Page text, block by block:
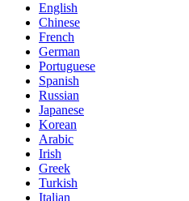
English
Chinese
French
German
Portuguese
Spanish
Russian
Japanese
Korean
Arabic
Irish
Greek
Turkish
Italian